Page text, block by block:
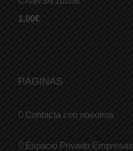
1,00€
PÁGINAS
Contacta con nosotros
Espacio Privado Empresas